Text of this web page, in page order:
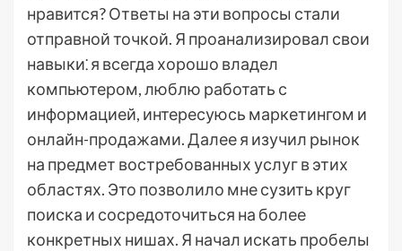
нравится? Ответы на эти вопросы стали
отправной точкой. Я проанализировал свои
навыки⁚ я всегда хорошо владел
компьютером, люблю работать с
информацией, интересуюсь маркетингом и
онлайн-продажами. Далее я изучил рынок
на предмет востребованных услуг в этих
областях. Это позволило мне сузить круг
поиска и сосредоточиться на более
конкретных нишах. Я начал искать пробелы